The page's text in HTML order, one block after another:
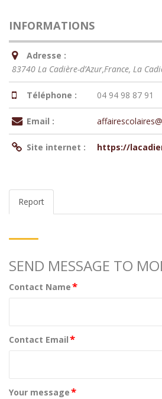
INFORMATIONS
Adresse :
83740 La Cadière-d’Azur,France, La
Téléphone : 04 94 98 87 91
Email :
Site internet : https://
Report
SEND MESSAGE TO
Contact Name*
Contact Email*
Your message*